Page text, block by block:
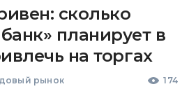
сколько
планирует в
на торгах
рынок 174